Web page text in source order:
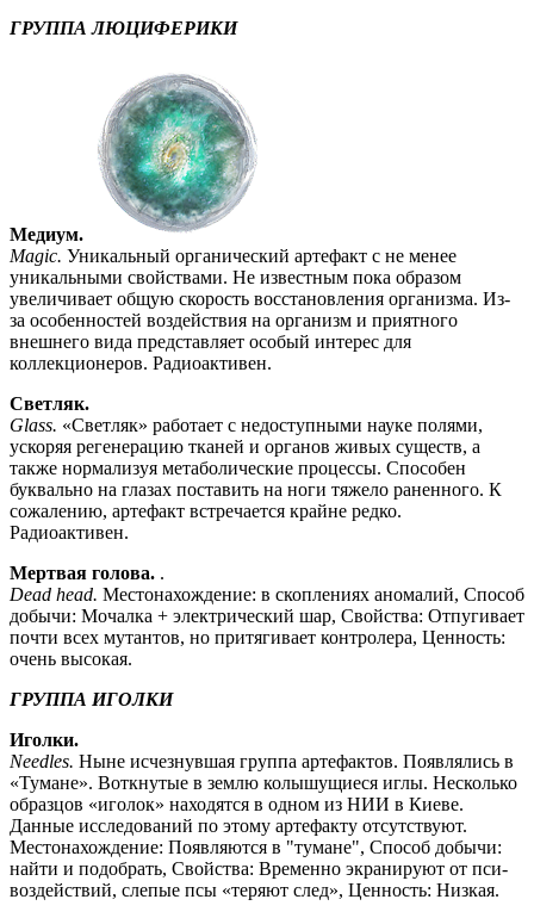
ГРУППА ЛЮЦИФЕРИКИ
Медиум.
Magic. Уникальный органический артефакт с не менее
уникальными свойствами. Не известным пока образом
увеличивает общую скорость восстановления организма. Из-
за особенностей воздействия на организм и приятного
внешнего вида представляет особый интерес для
коллекционеров. Радиоактивен.
Светляк.
Glass. «Светляк» работает с недоступными науке полями,
ускоряя регенерацию тканей и органов живых существ, а
также нормализуя метаболические процессы. Способен
буквально на глазах поставить на ноги тяжело раненного. К
сожалению, артефакт встречается крайне редко.
Радиоактивен.
Мертвая голова. .
Dead head. Местонахождение: в скоплениях аномалий, Способ
добычи: Мочалка + электрический шар, Свойства: Отпугивает
почти всех мутантов, но притягивает контролера, Ценность:
очень высокая.
ГРУППА ИГОЛКИ
Иголки.
Needles. Ныне исчезнувшая группа артефактов. Появлялись в
«Тумане». Воткнутые в землю колышущиеся иглы. Несколько
образцов «иголок» находятся в одном из НИИ в Киеве.
Данные исследований по этому артефакту отсутствуют.
Местонахождение: Появляются в "тумане", Способ добычи:
найти и подобрать, Свойства: Временно экранируют от пси-
воздействий, слепые псы «теряют след», Ценность: Низкая.